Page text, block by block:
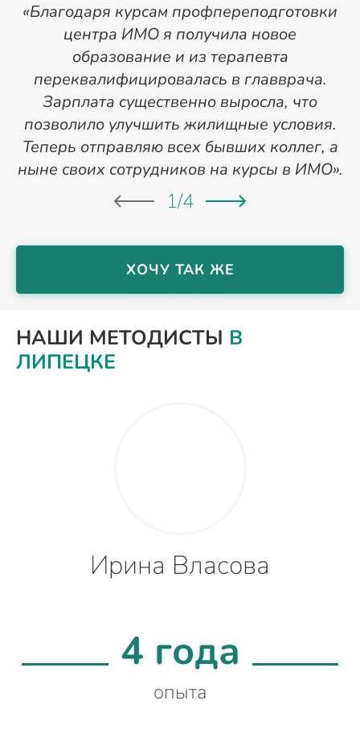
«Благодаря курсам профпереподготовки
центра ИМО я получила новое
образование и из терапевта
переквалифицировалась в главврача.
Зарплата существенно выросла, что
позволило улучшить жилищные условия.
Теперь отправляю всех бывших коллег, а
ныне своих сотрудников на курсы в ИМО».
1/4
ХОЧУ ТАК ЖЕ
НАШИ МЕТОДИСТЫ В
ЛИПЕЦКЕ
Ирина Власова
4 года
опыта